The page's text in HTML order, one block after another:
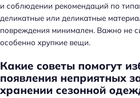
и соблюдении рекомендаций по
деликатные или деликатные
повреждения минимален. Важно не
особенно хрупкие вещи.
Какие советы помогут
появления неприятных
хранении сезонной